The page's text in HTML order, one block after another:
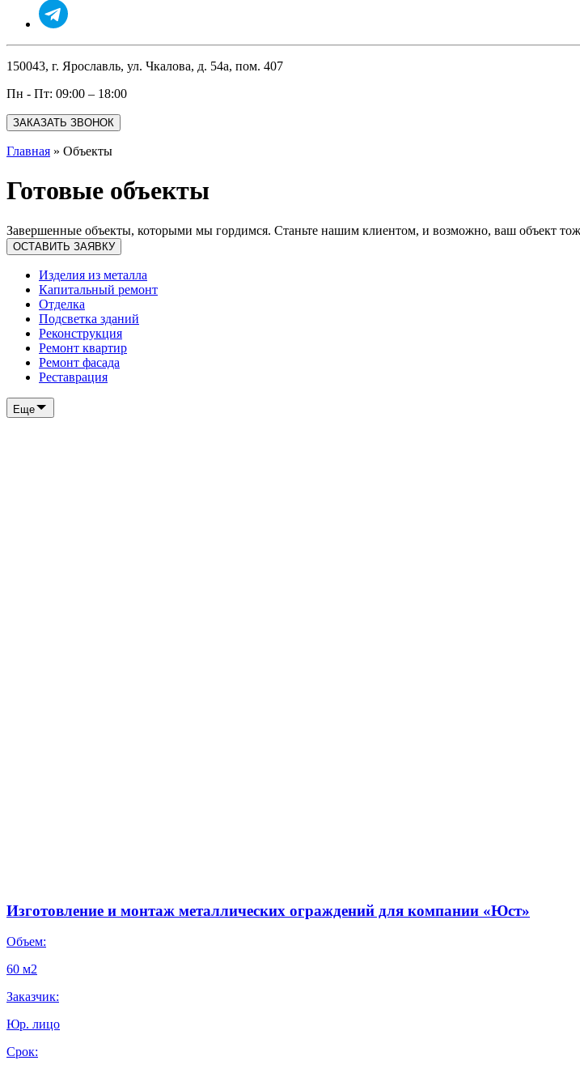
150043, г. Ярославль, ул. Чкалова, д. 54а, пом. 407
Пн - Пт: 09:00 – 18:00
ЗАКАЗАТЬ ЗВОНОК
Главная » Объекты
Готовые объекты
Завершенные объекты, которыми мы гордимся. Станьте нашим клиентом, и возможно, ваш объект
ОСТАВИТЬ ЗАЯВКУ
Изделия из металла
Капитальный ремонт
Отделка
Подсветка зданий
Реконструкция
Ремонт квартир
Ремонт фасада
Реставрация
Еще
Изготовление и монтаж металлических ограждений для компании «Юст»
Объем:
60 м2
Заказчик:
Юр. лицо
Срок: